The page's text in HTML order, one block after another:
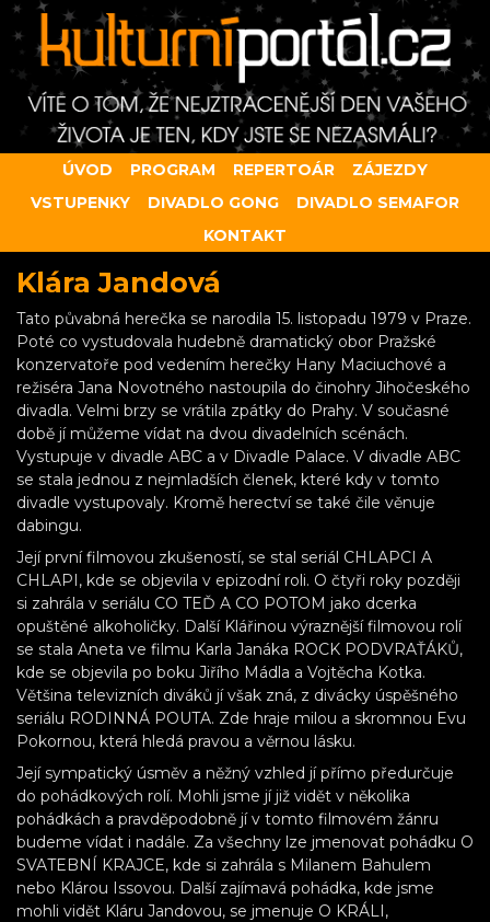
ÚVOD PROGRAM REPERTOÁR
ZÁJEZDY
VSTUPENKY
DIVADLO GONG
DIVADLO SEMAFOR
KONTAKT
Klára Jandová
Tato půvabná herečka se narodila 15. listopadu 1979 v Praze.
Poté co vystudovala hudebně dramatický obor Pražské
konzervatoře pod vedením herečky Hany Maciuchové a
režiséra Jana Novotného nastoupila do činohry Jihočeského
divadla. Velmi brzy se vrátila zpátky do Prahy. V současné
době jí můžeme vídat na dvou divadelních scénách.
Vystupuje v divadle ABC a v Divadle Palace. V divadle ABC
se stala jednou z nejmladších členek, které kdy v tomto
divadle vystupovaly. Kromě herectví se také čile věnuje
dabingu.
Její první filmovou zkušeností, se stal seriál CHLAPCI A
CHLAPI, kde se objevila v epizodní roli. O čtyři roky později
si zahrála v seriálu CO TEĎ A CO POTOM jako dcerka
opuštěné alkoholičky. Další Klářinou výraznější filmovou rolí
se stala Aneta ve filmu Karla Janáka ROCK PODVRAŤÁKŮ,
kde se objevila po boku Jiřího Mádla a Vojtěcha Kotka.
Většina televizních diváků jí však zná, z divácky úspěšného
seriálu RODINNÁ POUTA. Zde hraje milou a skromnou Evu
Pokornou, která hledá pravou a věrnou lásku.
Její sympatický úsměv a něžný vzhled jí přímo předurčuje
do pohádkových rolí. Mohli jsme jí již vidět v několika
pohádkách a pravděpodobně jí v tomto filmovém žánru
budeme vídat i nadále. Za všechny lze jmenovat pohádku O
SVATEBNÍ KRAJCE, kde si zahrála s Milanem Bahulem
nebo Klárou Issovou. Další zajímavá pohádka, kde jsme
mohli vidět Kláru Jandovou, se jmenuje O KRÁLI,